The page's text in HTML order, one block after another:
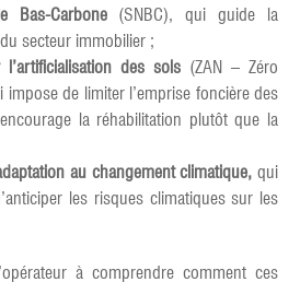
Bas-Carbone(SNBC), qui guide la
secteur immobilier ;
des sols (ZAN – Zéro
de limiter l’emprise foncière des
la réhabilitation plutôt que la
au changement climatique, qui
les risques climatiques sur les
à comprendre comment ces